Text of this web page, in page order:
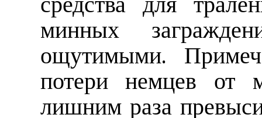
минных
ощутимыми.
потери немцев от
лишним раза